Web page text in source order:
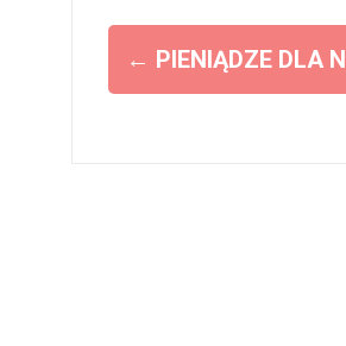
o
← PIENIĄDZE DLA